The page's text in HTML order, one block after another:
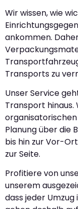
Wir wissen, wie
ankommen.
Transports zu
Unser Service
Transport
Planung über die
bis hin zur Vor-
zur Seite.
Profitiere von
unserem
dass jeder